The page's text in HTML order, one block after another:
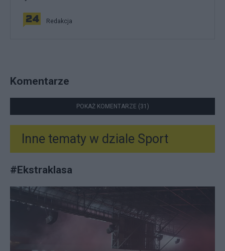
Redakcja
Komentarze
POKAŻ KOMENTARZE (31)
Inne tematy w dziale Sport
#Ekstraklasa